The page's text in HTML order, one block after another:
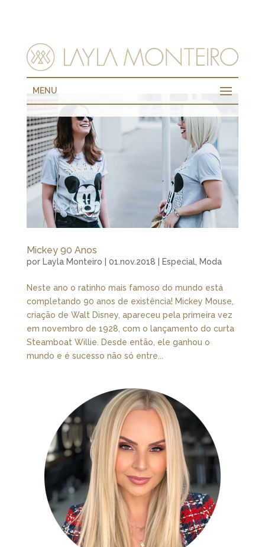
MENU
Mickey 90 Anos
por Layla Monteiro 01.nov.2018 Especial, Moda
Neste ano o ratinho mais famoso do mundo está
completando 90 anos de existência! Mickey Mouse,
criação de Walt Disney, apareceu pela primeira vez
em novembro de 1928, com o lançamento do curta
Steamboat Willie. Desde então, ele ganhou o
mundo e é sucesso não só entre...